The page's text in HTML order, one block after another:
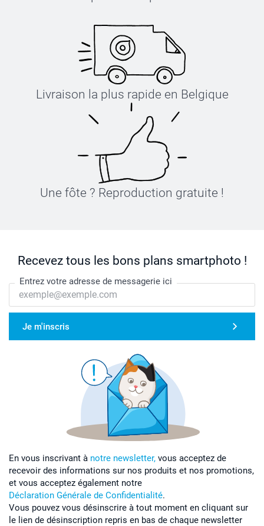
Livraison la plus rapide en Belgique
Une fôte ? Reproduction gratuite !
Recevez tous les bons plans smartphoto !
Entrez votre adresse de messagerie ici
Je m'inscris
En vous inscrivant à notre newsletter, vous acceptez de
recevoir des informations sur nos produits et nos promotions,
et vous acceptez également notre
Déclaration Générale de Confidentialité.
Vous pouvez vous désinscrire à tout moment en cliquant sur
le lien de désinscription repris en bas de chaque newsletter